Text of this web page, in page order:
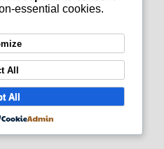
essential cookies.
All
All